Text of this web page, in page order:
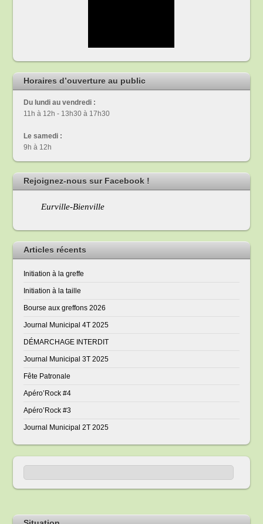
Horaires d’ouverture au public
Du lundi au vendredi :
11h à 12h - 13h30 à 17h30
Le samedi :
9h à 12h
Rejoignez-nous sur Facebook !
Eurville-Bienville
Articles récents
Initiation à la greffe
Initiation à la taille
Bourse aux greffons 2026
Journal Municipal 4T 2025
DÉMARCHAGE INTERDIT
Journal Municipal 3T 2025
Fête Patronale
Apéro’Rock #4
Apéro’Rock #3
Journal Municipal 2T 2025